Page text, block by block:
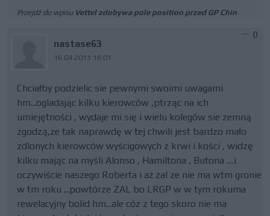
Przejdź do wpisu Vettel zdobywa pole position przed GP Chin
nastase63
16.04.2011 18:01
0
Chciałby podzielic sie pewnymi swoimi uwagami
hm...ogladając kilku kierowców ,ptrząc na ich
umiejętności , wydaje mi się i wielu kolegów sie zemną
zgodzą,ze tak naprawdę w tej chwili jest bardzo mało
zdlonych kierowców wyścigowych z krwi i kości , widzę
kilku mając na myśli Alonso , Hamiltona , Butona ....i
oczywiście naszego Roberta i aż zal ze nie ma wtm gronie
w tm roku ...powtórze ZAL bo LRGP w w tym rokuma
rewelacyjny bolid hm...ale cóz z tego skoro nie ma